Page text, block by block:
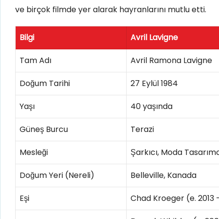
ve birçok filmde yer alarak hayranlarını mutlu etti.
Bilgi Avril Lavigne
Tam Adı Avril Ramona Lavigne
Doğum Tarihi 27 Eylül 1984
Yaşı 40 yaşında
Güneş Burcu Terazi
Mesleği Şarkıcı, Moda
Doğum Yeri (Nereli) Belleville, Kanada
Eşi Chad Kroeger (e. 2013